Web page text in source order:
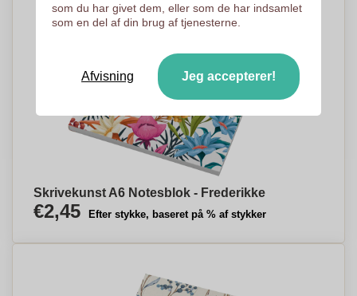
Skrivekunst A6 Notesblok - Frederikke
€2,45 Efter stykke, baseret på % af stykker
som du har givet dem, eller som de har indsamlet
som en del af din brug af tjenesterne.
Afvisning Jeg accepterer!